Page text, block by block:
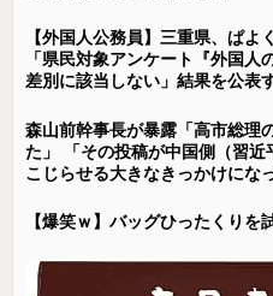
【外国人公務員】三重県、ぱよ
「県民対象アンケート『外国
差別に該当しない」結果を公表
森山前幹事長が暴露「高市総理
た」 「その投稿が中国側（習
こじらせる大きなきっかけにな
【爆笑ｗ】バッグひったくりを